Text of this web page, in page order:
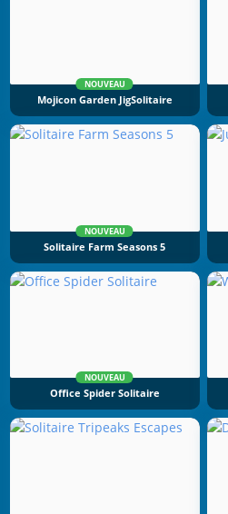
NOUVEAU
Mojicon Garden JigSolitaire
NOUVEAU
Solitaire Farm Seasons 5
NOUVEAU
Office Spider Solitaire